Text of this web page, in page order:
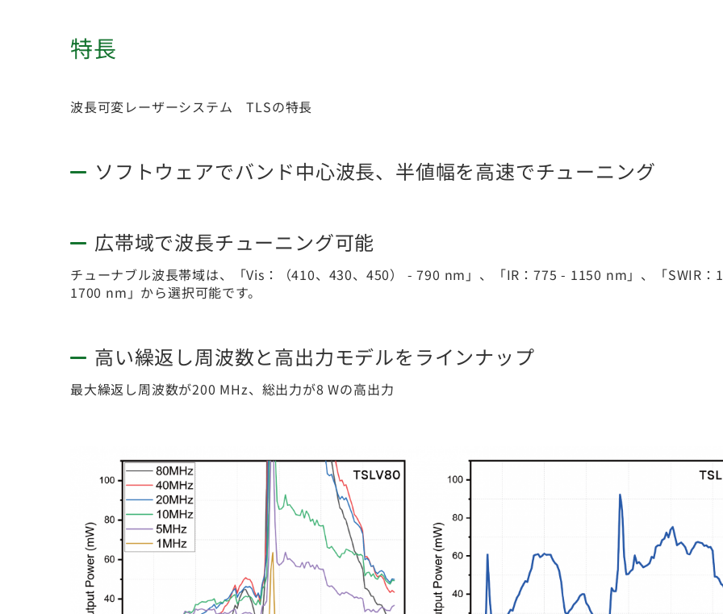
特長
波長可変レーザーシステム TLSの特長
ソフトウェアでバンド中心波長、半値幅を高速でチューニング
広帯域で波長チューニング可能
チューナブル波長帯域は、「Vis：（410、430、450） - 790 nm」、「IR：775 - 1150 nm」、「SWIR：
1700 nm」から選択可能です。
高い繰返し周波数と高出力モデルをラインナップ
最大繰返し周波数が200 MHz、総出力が8 Wの高出力